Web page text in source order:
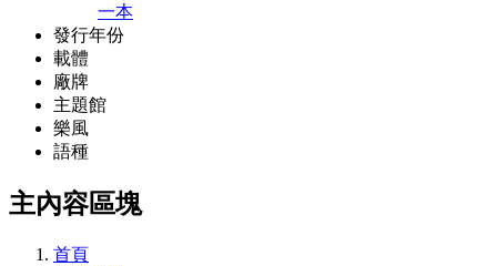
一本
發行年份
載體
廠牌
主題館
樂風
語種
主內容區塊
首頁